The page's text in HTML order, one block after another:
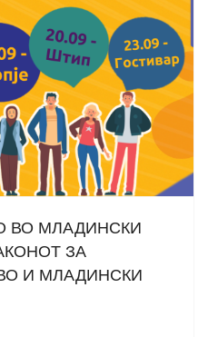
ВО МЛАДИНСКИ
ЗА
И МЛАДИНСКИ